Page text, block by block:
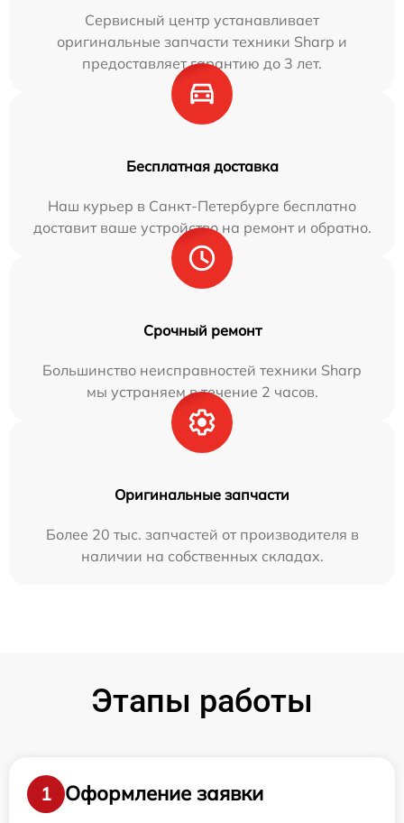
Сервисный центр устанавливает
оригинальные запчасти техники Sharp и
предоставляет гарантию до 3 лет.
Бесплатная доставка
Наш курьер в Санкт-Петербурге бесплатно
доставит ваше устройство на ремонт и обратно.
Срочный ремонт
Большинство неисправностей техники Sharp
мы устраняем в течение 2 часов.
Оригинальные запчасти
Более 20 тыс. запчастей от производителя в
наличии на собственных складах.
Этапы работы
1
Оформление заявки